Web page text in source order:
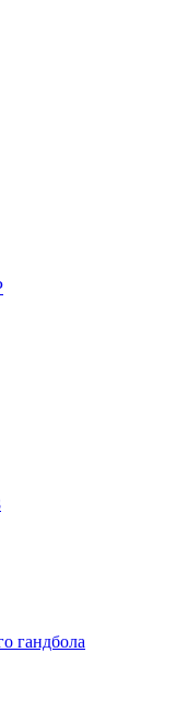
гандбола